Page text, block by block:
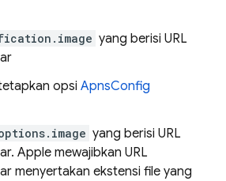
yang berisi URL
opsi ApnsConfig
yang berisi URL
Apple mewajibkan URL
menyertakan ekstensi file yang